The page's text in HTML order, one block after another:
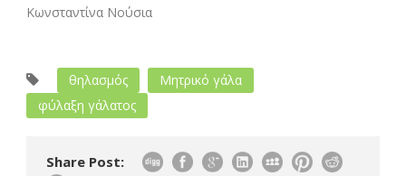
Κωνσταντίνα Νούσια
θηλασμός
Μητρικό γάλα
φύλαξη γάλατος
Share Post: